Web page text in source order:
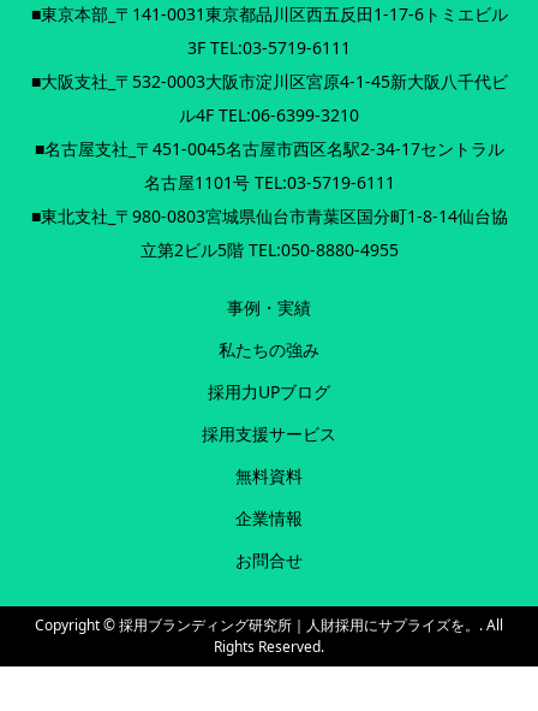
■東京本部_〒141-0031東京都品川区西五反田1-17-6トミエビル
3F TEL:03-5719-6111
■大阪支社_〒532-0003大阪市淀川区宮原4-1-45新大阪八千代ビ
ル4F TEL:06-6399-3210
■名古屋支社_〒451-0045名古屋市西区名駅2-34-17セントラル
名古屋1101号 TEL:03-5719-6111
■東北支社_〒980-0803宮城県仙台市青葉区国分町1-8-14仙台協
立第2ビル5階 TEL:050-8880-4955
事例・実績
私たちの強み
採用力UPブログ
採用支援サービス
無料資料
企業情報
お問合せ
Copyright ©採用ブランディング研究所｜人財採用にサプライズを。. All
Rights Reserved.